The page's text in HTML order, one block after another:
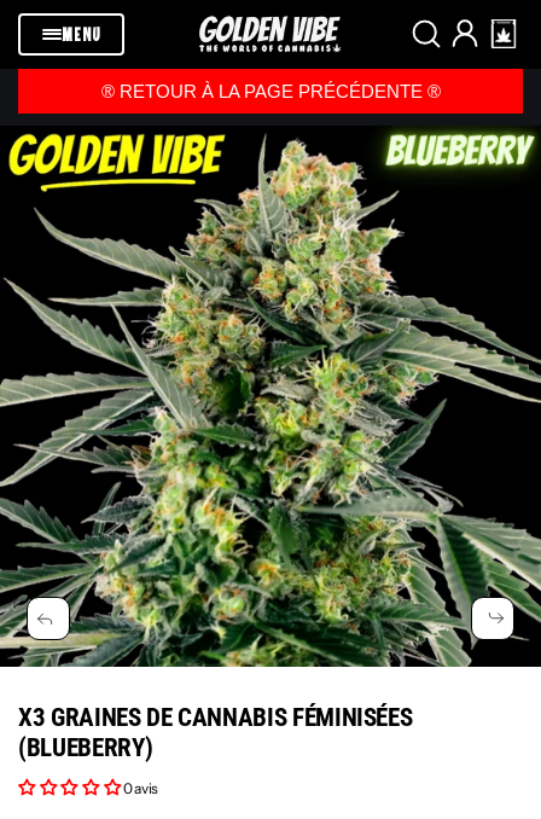
Passer au
contenuMENU
®️ RETOUR À LA PAGE PRÉCÉDENTE ®️
X3 GRAINES DE CANNABIS FÉMINISÉES
(BLUEBERRY)
0 avis